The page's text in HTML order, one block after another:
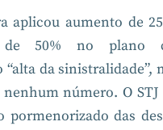
aplicou aumento de
50% no plano
da sinistralidade”,
número. O
pormenorizado das